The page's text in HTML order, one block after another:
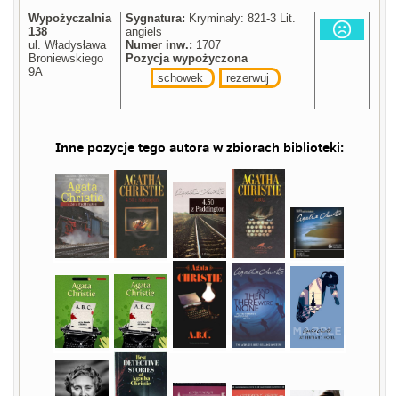
Wypożyczalnia
138
ul. Władysława
Broniewskiego
9A
Sygnatura: Kryminały: 821-3 Lit.
angiels
Numer inw.: 1707
Pozycja wypożyczona
schowek
rezerwuj
Inne pozycje tego autora w zbiorach biblioteki: